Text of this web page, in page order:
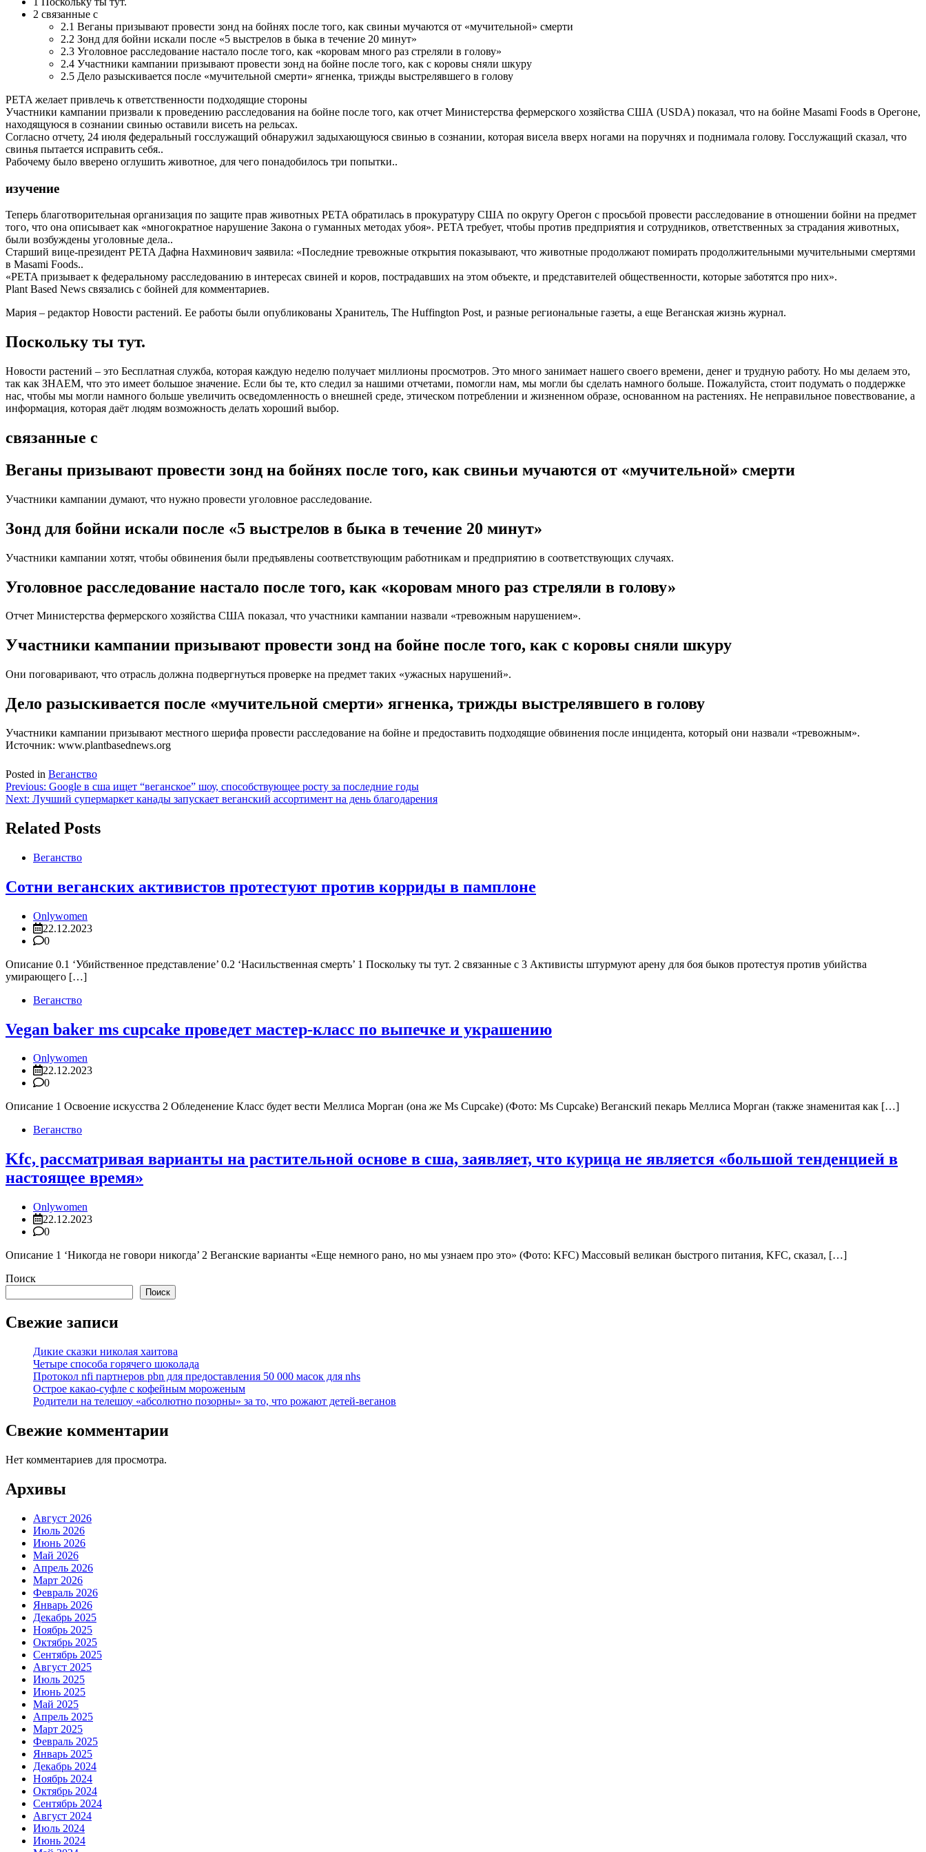
2 связанные с
2.1 Веганы призывают провести зонд на бойнях после того, как свиньи мучаются от «мучительной» смерти
2.2 Зонд для бойни искали после «5 выстрелов в быка в течение 20 минут»
2.3 Уголовное расследование настало после того, как «коровам много раз стреляли в голову»
2.4 Участники кампании призывают провести зонд на бойне после того, как с коровы сняли шкуру
2.5 Дело разыскивается после «мучительной смерти» ягненка, трижды выстрелявшего в голову
PETA желает привлечь к ответственности подходящие стороны
Участники кампании призвали к проведению расследования на бойне после того, как отчет Министерства фермерского хозяйства США (USDA) показал, что на бойне Masami Foods в Орегоне,
находящуюся в сознании свинью оставили висеть на рельсах.
Согласно отчету, 24 июля федеральный госслужащий обнаружил задыхающуюся свинью в сознании, которая висела вверх ногами на поручнях и поднимала голову. Госслужащий сказал, что
свинья пытается исправить себя..
Рабочему было вверено оглушить животное, для чего понадобилось три попытки..
изучение
Теперь благотворительная организация по защите прав животных PETA обратилась в прокуратуру США по округу Орегон с просьбой провести расследование в отношении бойни на предмет
того, что она описывает как «многократное нарушение Закона о гуманных методах убоя». PETA требует, чтобы против предприятия и сотрудников, ответственных за страдания животных,
были возбуждены уголовные дела..
Старший вице-президент PETA Дафна Нахминович заявила: «Последние тревожные открытия показывают, что животные продолжают помирать продолжительными мучительными смертями
в Masami Foods..
«PETA призывает к федеральному расследованию в интересах свиней и коров, пострадавших на этом объекте, и представителей общественности, которые заботятся про них».
Plant Based News связались с бойней для комментариев.
Мария – редактор Новости растений. Ее работы были опубликованы Хранитель, The Huffington Post, и разные региональные газеты, а еще Веганская жизнь журнал.
Поскольку ты тут.
Новости растений – это Бесплатная служба, которая каждую неделю получает миллионы просмотров. Это много занимает нашего своего времени, денег и трудную работу. Но мы делаем это,
так как ЗНАЕМ, что это имеет большое значение. Если бы те, кто следил за нашими отчетами, помогли нам, мы могли бы сделать намного больше. Пожалуйста, стоит подумать о поддержке
нас, чтобы мы могли намного больше увеличить осведомленность о внешней среде, этическом потреблении и жизненном образе, основанном на растениях. Не неправильное повествование, а
информация, которая даёт людям возможность делать хороший выбор.
связанные с
Веганы призывают провести зонд на бойнях после того, как свиньи мучаются от «мучительной» смерти
Участники кампании думают, что нужно провести уголовное расследование.
Зонд для бойни искали после «5 выстрелов в быка в течение 20 минут»
Участники кампании хотят, чтобы обвинения были предъявлены соответствующим работникам и предприятию в соответствующих случаях.
Уголовное расследование настало после того, как «коровам много раз стреляли в голову»
Отчет Министерства фермерского хозяйства США показал, что участники кампании назвали «тревожным нарушением».
Участники кампании призывают провести зонд на бойне после того, как с коровы сняли шкуру
Они поговаривают, что отрасль должна подвергнуться проверке на предмет таких «ужасных нарушений».
Дело разыскивается после «мучительной смерти» ягненка, трижды выстрелявшего в голову
Участники кампании призывают местного шерифа провести расследование на бойне и предоставить подходящие обвинения после инцидента, который они назвали «тревожным».
Источник: www.plantbasednews.org
Posted in Веганство
Навигация
по
записям
Previous: Google в сша ищет “веганское” шоу, способствующее росту за последние годы
Next: Лучший супермаркет канады запускает веганский ассортимент на день благодарения
Related Posts
Веганство
Сотни веганских активистов протестуют против корриды в памплоне
Onlywomen
22.12.2023
0
Описание 0.1 ‘Убийственное представление’ 0.2 ‘Насильственная смерть’ 1 Поскольку ты тут. 2 связанные с 3 Активисты штурмуют арену для боя быков протестуя против убийства
умирающего […]
Веганство
Vegan baker ms cupcake проведет мастер-класс по выпечке и украшению
Onlywomen
22.12.2023
0
Описание 1 Освоение искусства 2 Обледенение Класс будет вести Меллиса Морган (она же Ms Cupcake) (Фото: Ms Cupcake) Веганский пекарь Меллиса Морган (также знаменитая как […]
Веганство
Kfc, рассматривая варианты на растительной основе в сша, заявляет, что курица не является «большой тенденцией в
настоящее время»
Onlywomen
22.12.2023
0
Описание 1 ‘Никогда не говори никогда’ 2 Веганские варианты «Еще немного рано, но мы узнаем про это» (Фото: KFC) Массовый великан быстрого питания, KFC, сказал, […]
Поиск
Поиск
Свежие записи
Дикие сказки николая хаитова
Четыре способа горячего шоколада
Протокол nfi партнеров pbn для предоставления 50 000 масок для nhs
Острое какао-суфле с кофейным мороженым
Родители на телешоу «абсолютно позорны» за то, что рожают детей-веганов
Свежие комментарии
Нет комментариев для просмотра.
Архивы
Август 2026
Июль 2026
Июнь 2026
Май 2026
Апрель 2026
Март 2026
Февраль 2026
Январь 2026
Декабрь 2025
Ноябрь 2025
Октябрь 2025
Сентябрь 2025
Август 2025
Июль 2025
Июнь 2025
Май 2025
Апрель 2025
Март 2025
Февраль 2025
Январь 2025
Декабрь 2024
Ноябрь 2024
Октябрь 2024
Сентябрь 2024
Август 2024
Июль 2024
Июнь 2024